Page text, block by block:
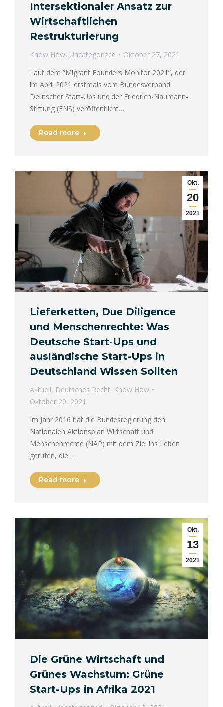
Intersektionaler Ansatz zur
Wirtschaftlichen
Restrukturierung
Know How, Uncategorized
Oktober 27, 2021
Laut dem “Migrant Founders Monitor 2021”, der
im April 2021 erstmals vom Bundesverband
Deutscher Start-Ups und der Friedrich-Naumann-
Stiftung (FNS) veröffentlicht…
Read more
Okt.
20
2021
Lieferketten, Due Diligence
und Menschenrechte: Was
Deutsche Start-Ups und
ausländische Start-Ups in
Deutschland Wissen Sollten
Aktuell, Deutsches Recht, Know How
Oktober 20, 2021
Im Jahr 2016 hat die Bundesregierung den
Nationalen Aktionsplan Wirtschaft und
Menschenrechte (NAP) mit dem Ziel ins Leben
gerufen, die…
Read more
Okt.
13
2021
Die Grüne Wirtschaft und
Grünes Wachstum: Grüne
Start-Ups in Afrika 2021